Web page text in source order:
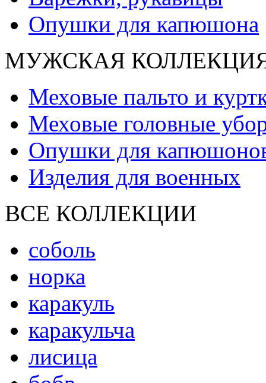
Опушки для капюшона
МУЖСКАЯ
Меховые пальто и
Меховые головные
Опушки для
Изделия для военных
ВСЕ КОЛЛЕКЦИИ
соболь
норка
каракуль
каракульча
лисица